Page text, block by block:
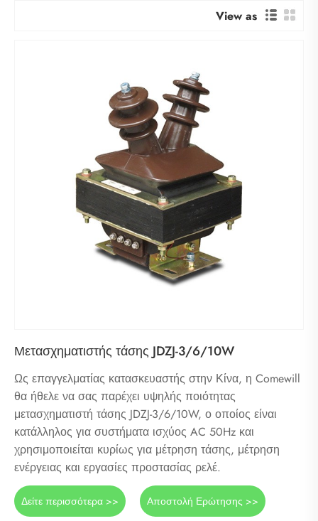
View as
Μετασχηματιστής τάσης JDZJ-3/6/10W
Ως επαγγελματίας κατασκευαστής στην Κίνα, η Comewill
θα ήθελε να σας παρέχει υψηλής ποιότητας
μετασχηματιστή τάσης JDZJ-3/6/10W, ο οποίος είναι
κατάλληλος για συστήματα ισχύος AC 50Hz και
χρησιμοποιείται κυρίως για μέτρηση τάσης, μέτρηση
ενέργειας και εργασίες προστασίας ρελέ.
Δείτε περισσότερα >> Αποστολή Ερώτησης >>